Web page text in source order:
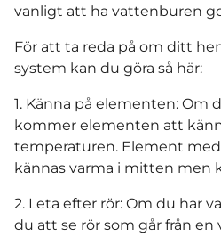
vanligt att ha vattenburen
För att ta reda på om ditt
system kan du göra så här:
1. Känna på elementen:
kommer elementen att
temperaturen. Element
kännas varma i mitten men
2. Leta efter rör: Om du har
du att se rör som går från